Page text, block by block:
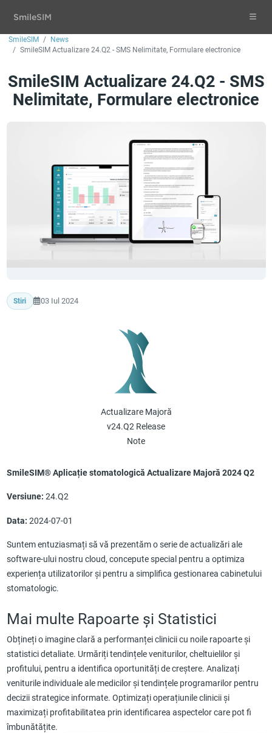
SmileSIM
SmileSIM
News
SmileSIM Actualizare 24.Q2 - SMS Nelimitate, Formulare electronice
SmileSIM Actualizare 24.Q2 - SMS
Nelimitate, Formulare electronice
Stiri 03 Iul 2024
Actualizare Majoră
v24.Q2 Release
Note
SmileSIM® Aplicație stomatologică Actualizare Majoră 2024 Q2
Versiune: 24.Q2
Data: 2024-07-01
Suntem entuziasmați să vă prezentăm o serie de actualizări ale
software-ului nostru cloud, concepute special pentru a optimiza
experiența utilizatorilor și pentru a simplifica gestionarea cabinetului
stomatologic.
Mai multe Rapoarte și Statistici
Obțineți o imagine clară a performanței clinicii cu noile rapoarte și
statistici detaliate. Urmăriți tendințele veniturilor, cheltuielilor și
profitului, pentru a identifica oportunități de creștere. Analizați
veniturile individuale ale medicilor și tendințele programarilor pentru
decizii strategice informate. Optimizați operațiunile clinicii și
maximizați profitabilitatea prin identificarea aspectelor care pot fi
îmbunătățite.